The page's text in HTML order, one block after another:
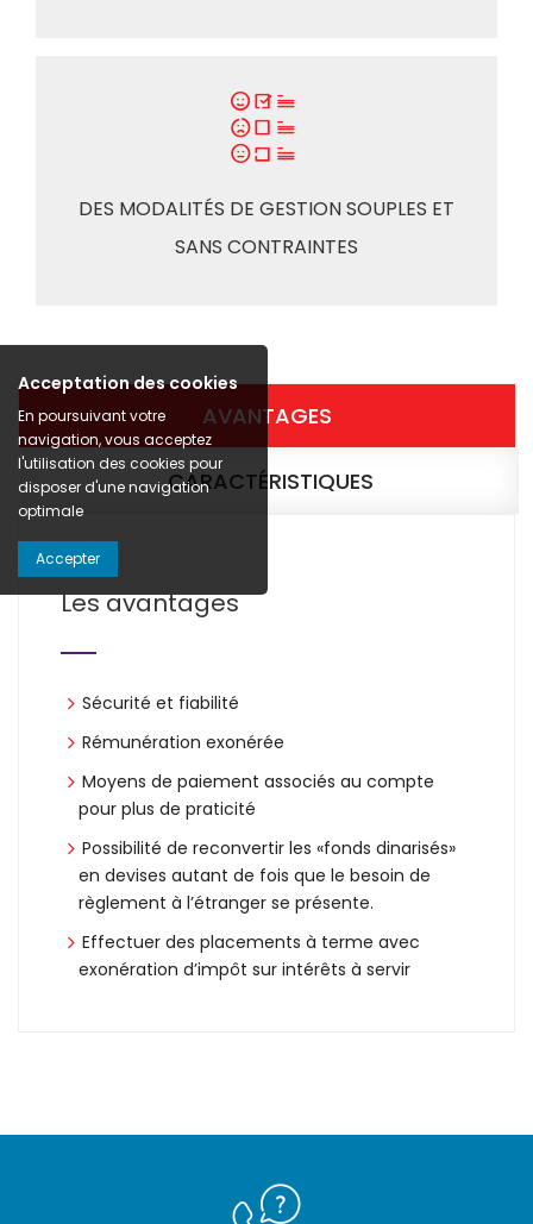
Acceptation des cookies
En poursuivant votre
navigation, vous acceptez
l'utilisation des cookies pour
disposer d'une navigation
optimale
Accepter
DES MODALITÉS DE GESTION SOUPLES ET
SANS CONTRAINTES
AVANTAGES
CARACTÉRISTIQUES
Les avantages
Sécurité et fiabilité
Rémunération exonérée
Moyens de paiement associés au compte
pour plus de praticité
Possibilité de reconvertir les «fonds dinarisés»
en devises autant de fois que le besoin de
règlement à l’étranger se présente.
Effectuer des placements à terme avec
exonération d’impôt sur intérêts à servir